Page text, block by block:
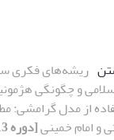
ریشه‌های فکری
و چگونگی
از مدل گرامشی:
و امام خمینی